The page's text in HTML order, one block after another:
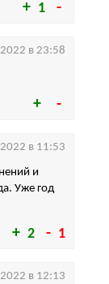
1
в 23:58
2 1
и
Уже год
в 11:53
в 12:13